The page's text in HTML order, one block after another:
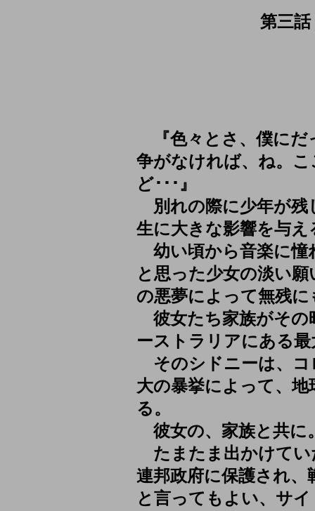
第三
『色々とさ、僕にだ
争がなければ、ね。
ど･･･』
別れの際に少年が残
生に大きな影響を与
幼い頃から音楽に憧
と思った少女の淡い
の悪夢によって無残
彼女たち家族がその
ーストラリアにある
そのシドニーは、コ
大の暴挙によって、
る。
彼女の、家族と共に
たまたま出かけてい
連邦政府に保護され
と言ってもよい、サ